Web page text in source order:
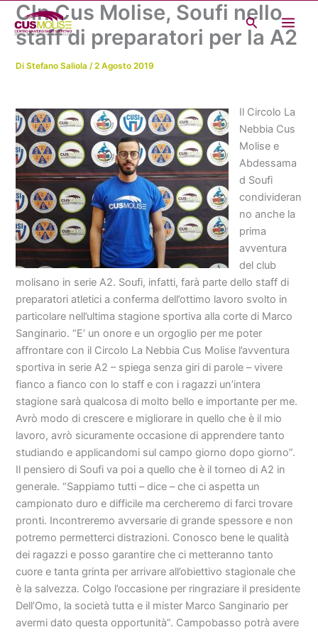
contenuto
Cerca
Cln Cus Molise, Soufi nello
staff di preparatori per la A2
DiStefano Saliola/2 Agosto 2019
Il Circolo La
Nebbia Cus
Molise e
Abdessama
d Soufi
condivideran
no anche la
prima
avventura
del club
molisano in serie A2. Soufi, infatti, farà parte dello staff di
preparatori atletici a conferma dell’ottimo lavoro svolto in
particolare nell’ultima stagione sportiva alla corte di Marco
Sanginario. “E’ un onore e un orgoglio per me poter
affrontare con il Circolo La Nebbia Cus Molise l’avventura
sportiva in serie A2 – spiega senza giri di parole – vivere
fianco a fianco con lo staff e con i ragazzi un’intera
stagione sarà qualcosa di molto bello e importante per me.
Avrò modo di crescere e migliorare in quello che è il mio
lavoro, avrò sicuramente occasione di apprendere tanto
studiando e applicandomi sul campo giorno dopo giorno”.
Il pensiero di Soufi va poi a quello che è il torneo di A2 in
generale. “Sappiamo tutti – dice – che ci aspetta un
campionato duro e difficile ma cercheremo di farci trovare
pronti. Incontreremo avversarie di grande spessore e non
potremo permetterci distrazioni. Conosco bene le qualità
dei ragazzi e posso garantire che ci metteranno tanto
cuore e tanta grinta per arrivare all’obiettivo stagionale che
è la salvezza. Colgo l’occasione per ringraziare il presidente
Dell’Omo, la società tutta e il mister Marco Sanginario per
avermi dato questa opportunità”. Campobasso potrà avere